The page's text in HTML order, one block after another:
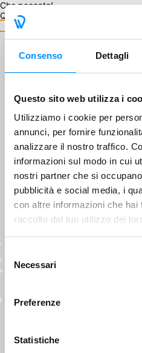
Consenso Dettagli
Questo sito web utilizza i
Utilizziamo i cookie per
annunci, per fornire
analizzare il nostro traffico.
informazioni sul modo in cui
nostri partner che si
pubblicità e social media, i
con altre informazioni che hai
raccolto dal tuo utilizzo dei
delNecessari
Preferenze
Statistiche
Che peccato!
Questo GA non è disponibile.